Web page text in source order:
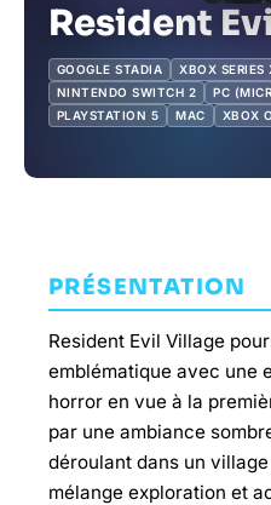
Resident
GOOGLE STADIA XBOX SERIES
NINTENDO SWITCH 2
PC
PLAYSTATION 5
MAC XBOX
PRÉSENTATION
Resident Evil Village
emblématique avec une
horror en vue à la
par une ambiance
déroulant dans un
mélange exploration et